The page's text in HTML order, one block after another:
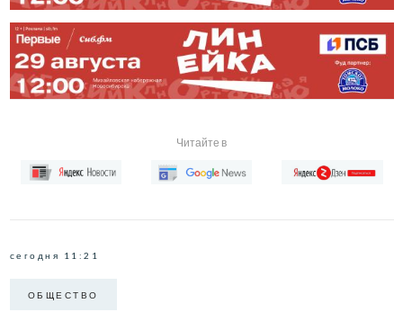
Читайте в
сегодня 11:21
ОБЩЕСТВО